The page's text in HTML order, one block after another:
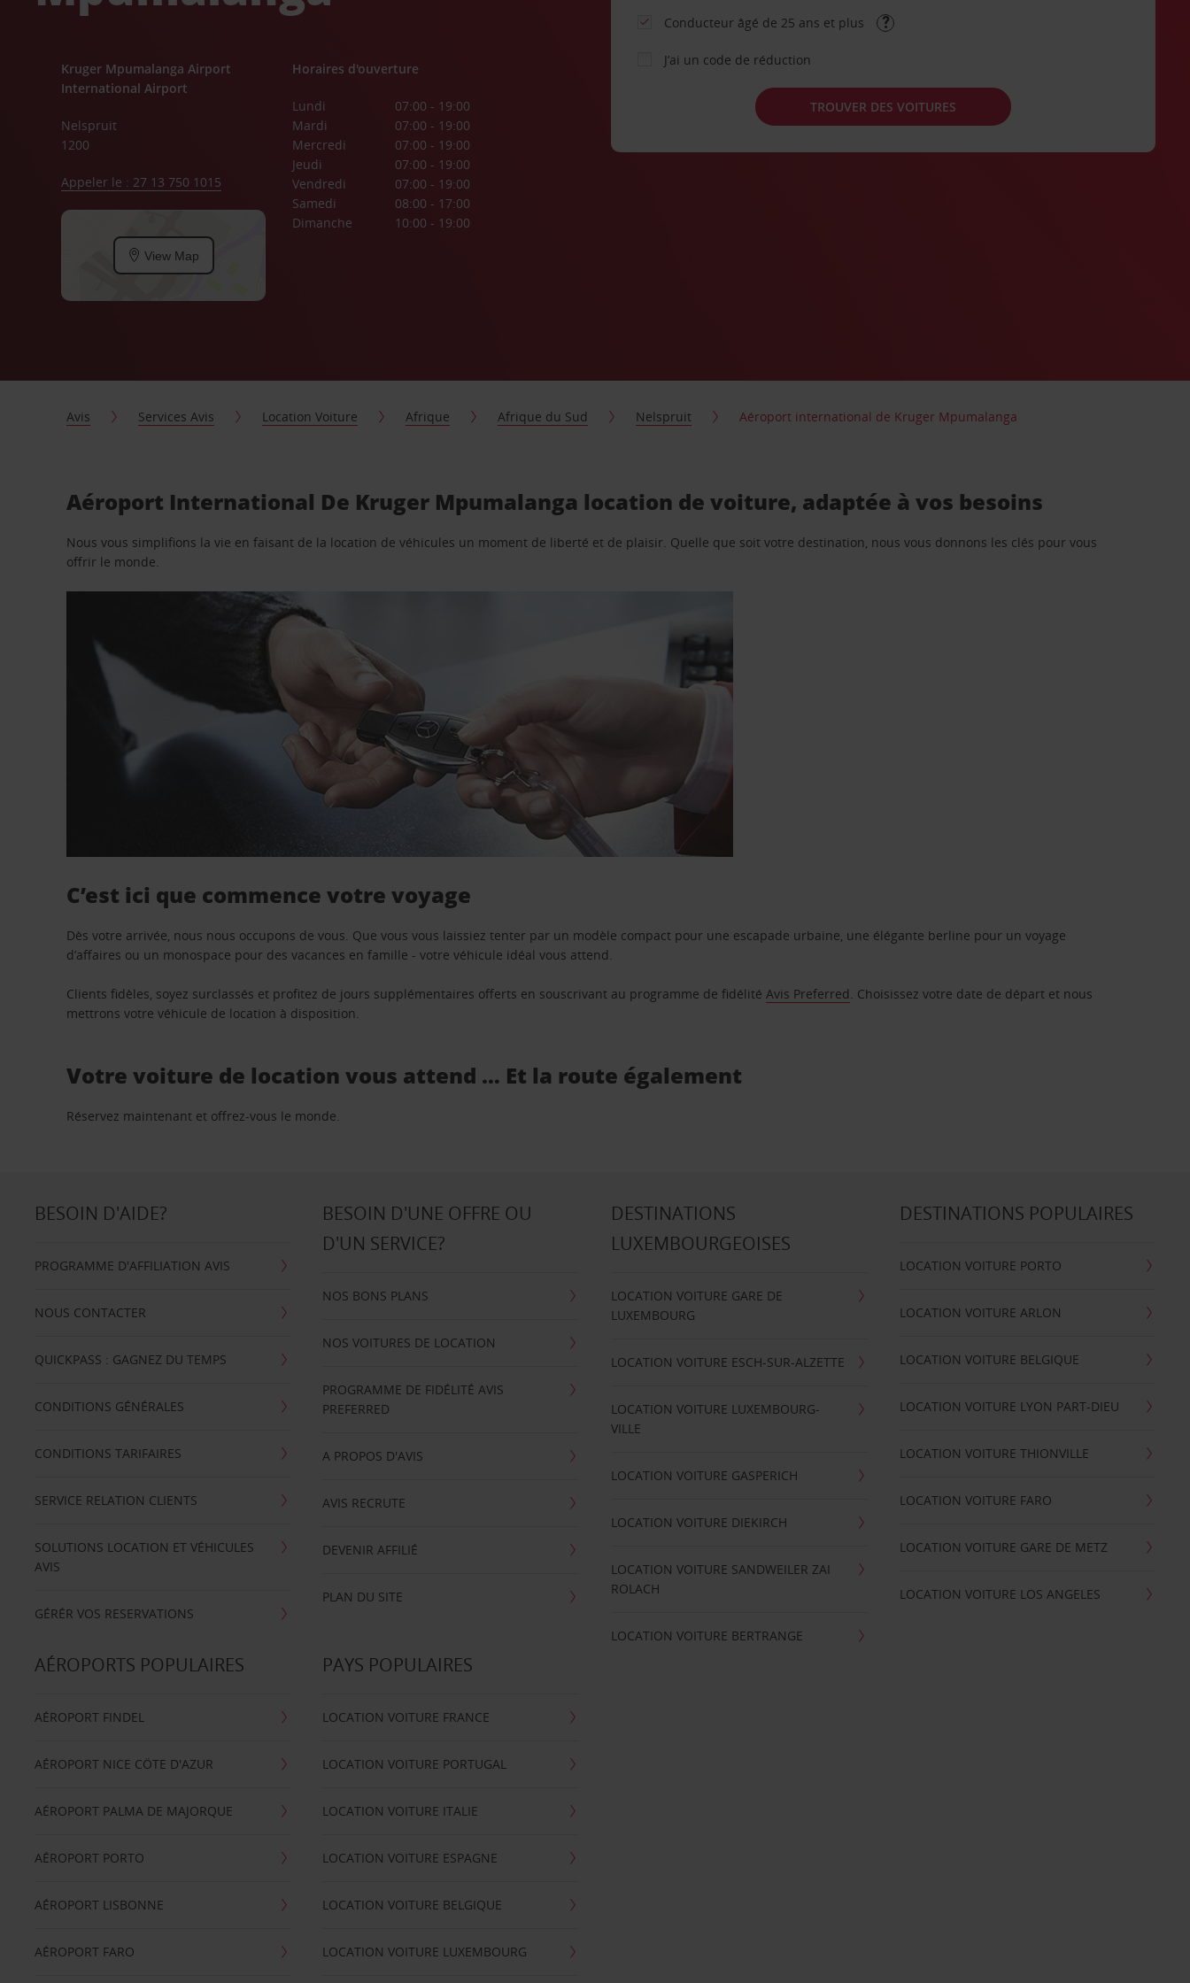
Kruger Mpumalanga Airport
International Airport
Nelspruit
1200
Appeler le : 27 13 750 1015
View Map
Horaires d'ouverture
Lundi
07:00 - 19:00
Mardi
07:00 - 19:00
Mercredi
07:00 - 19:00
Jeudi
07:00 - 19:00
Vendredi
07:00 - 19:00
Samedi
08:00 - 17:00
Dimanche
10:00 - 19:00
Conducteur âgé de 25 ans et plus
J’ai un code de réduction
TROUVER DES VOITURES
Avis Services Avis Location Voiture Afrique Afrique du Sud Nelspruit Aéroport international de Kruger Mpumalanga
Aéroport International De Kruger Mpumalanga location de voiture, adaptée à vos besoins
Nous vous simplifions la vie en faisant de la location de véhicules un moment de liberté et de plaisir. Quelle que soit votre destination, nous vous donnons les clés pour vous
offrir le monde.
C’est ici que commence votre voyage
Dès votre arrivée, nous nous occupons de vous. Que vous vous laissiez tenter par un modèle compact pour une escapade urbaine, une élégante berline pour un voyage
d’affaires ou un monospace pour des vacances en famille - votre véhicule idéal vous attend.
Clients fidèles, soyez surclassés et profitez de jours supplémentaires offerts en souscrivant au programme de fidélitéAvis Preferred. Choisissez votre date de départ et nous
mettrons votre véhicule de location à disposition.
Votre voiture de location vous attend … Et la route également
Réservez maintenant et offrez-vous le monde.
BESOIN D'AIDE?
PROGRAMME D'AFFILIATION AVIS
NOUS CONTACTER
QUICKPASS : GAGNEZ DU TEMPS
CONDITIONS GÉNÉRALES
CONDITIONS TARIFAIRES
SERVICE RELATION CLIENTS
SOLUTIONS LOCATION ET VÉHICULES
AVIS
GÉRÉR VOS RESERVATIONS
BESOIN D'UNE OFFRE OU
D'UN SERVICE?
NOS BONS PLANS
NOS VOITURES DE LOCATION
PROGRAMME DE FIDÉLITÉ AVIS
PREFERRED
A PROPOS D'AVIS
AVIS RECRUTE
DEVENIR AFFILIÉ
PLAN DU SITE
DESTINATIONS
LUXEMBOURGEOISES
LOCATION VOITURE GARE DE
LUXEMBOURG
LOCATION VOITURE ESCH-SUR-ALZETTE
LOCATION VOITURE LUXEMBOURG-
VILLE
LOCATION VOITURE GASPERICH
LOCATION VOITURE DIEKIRCH
LOCATION VOITURE SANDWEILER ZAI
ROLACH
LOCATION VOITURE BERTRANGE
DESTINATIONS POPULAIRES
LOCATION VOITURE PORTO
LOCATION VOITURE ARLON
LOCATION VOITURE BELGIQUE
LOCATION VOITURE LYON PART-DIEU
LOCATION VOITURE THIONVILLE
LOCATION VOITURE FARO
LOCATION VOITURE GARE DE METZ
LOCATION VOITURE LOS ANGELES
AÉROPORTS POPULAIRES
AÉROPORT FINDEL
AÉROPORT NICE CÖTE D'AZUR
AÉROPORT PALMA DE MAJORQUE
AÉROPORT PORTO
AÉROPORT LISBONNE
AÉROPORT FARO
PAYS POPULAIRES
LOCATION VOITURE FRANCE
LOCATION VOITURE PORTUGAL
LOCATION VOITURE ITALIE
LOCATION VOITURE ESPAGNE
LOCATION VOITURE BELGIQUE
LOCATION VOITURE LUXEMBOURG